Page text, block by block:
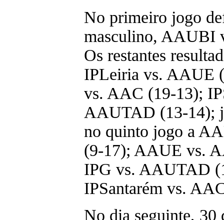
No primeiro jogo
masculino, AAUBI
Os restantes
IPLeiria vs. AAUE
vs. AAC (19-13);
AAUTAD (13-14);
no quinto jogo a
(9-17); AAUE vs.
IPG vs. AAUTAD
IPSantarém vs.
No dia seguinte, 30